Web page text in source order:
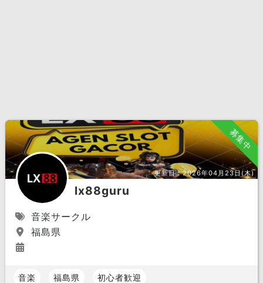
募集中
更新日：2026年04月23日(木)
lx88guru
音楽サークル
福島県
音楽 福島県 初心者歓迎